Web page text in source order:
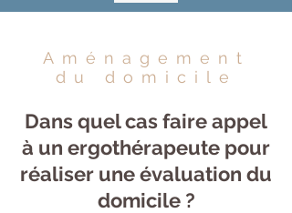
Aménagement
du domicile
Dans quel cas faire appel
à un ergothérapeute pour
réaliser une évaluation du
domicile ?